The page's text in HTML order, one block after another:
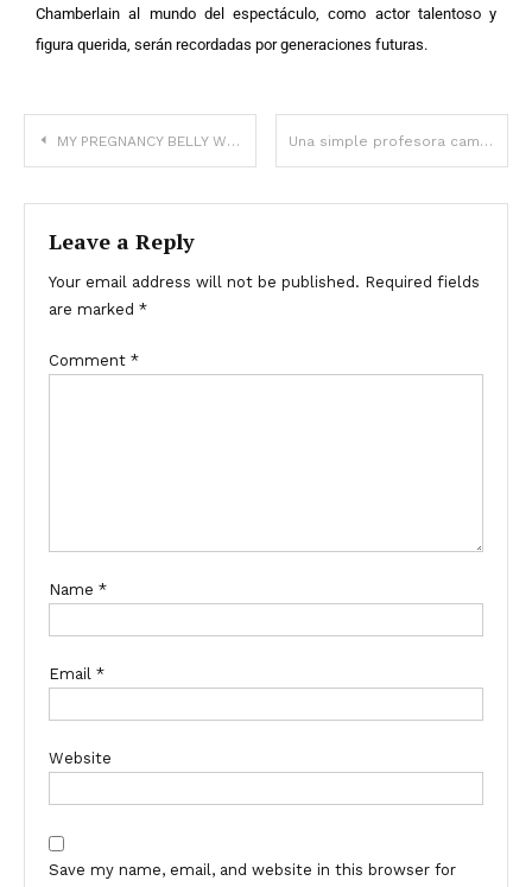
Chamberlain al mundo del espectáculo, como actor talentoso y
figura querida, serán recordadas por generaciones futuras.
MY PREGNANCY BELLY WAS HUGE—AND PEOPLE STARTED ASKING IF I WAS LYING ABOUT THE DUE DATE Una simple profesora cambió su vida: ¡Una modelo de gran busto mostró cómo era antes de la cirugía plástica!
Leave a Reply
Your email address will not be published. Required fields
are marked *
Comment *
Name *
Email *
Website
Save my name, email, and website in this browser for